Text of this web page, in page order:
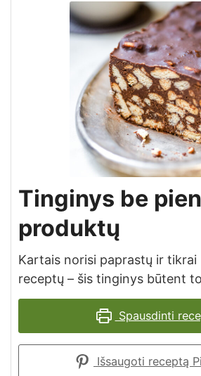
Tinginys be
produktų
Kartais norisi paprastų ir tikrai
receptų – šis tinginys būtent
Spausdinti
Išsaugoti receptą